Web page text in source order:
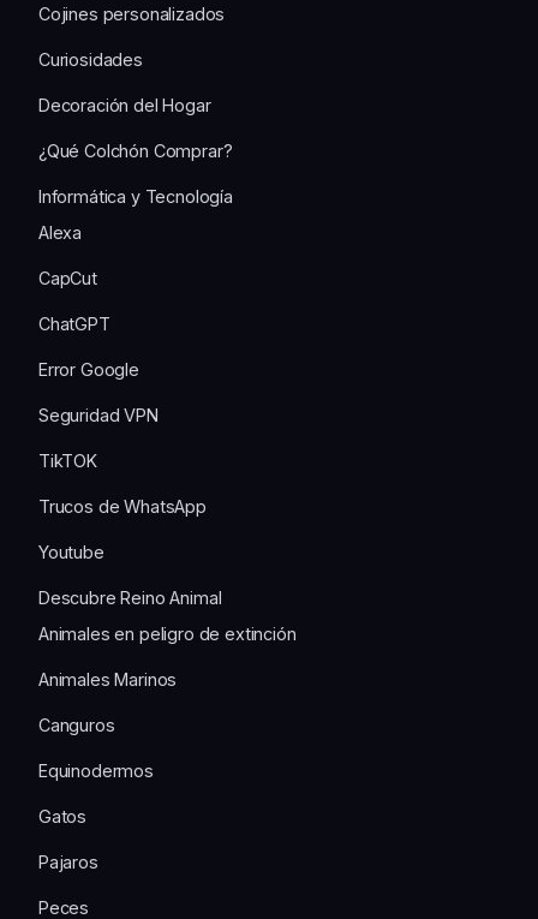
Cojines personalizados
Curiosidades
Decoración del Hogar
¿Qué Colchón Comprar?
Informática y Tecnología
Alexa
CapCut
ChatGPT
Error Google
Seguridad VPN
TikTOK
Trucos de WhatsApp
Youtube
Descubre Reino Animal
Animales en peligro de extinción
Animales Marinos
Canguros
Equinodermos
Gatos
Pajaros
Peces